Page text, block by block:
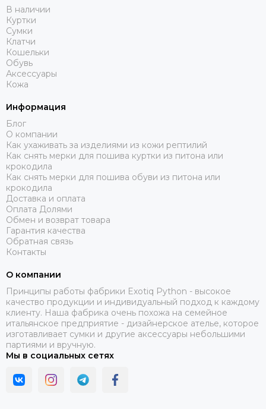
В наличии
Куртки
Сумки
Клатчи
Кошельки
Обувь
Аксессуары
Кожа
Информация
Блог
О компании
Как ухаживать за изделиями из кожи рептилий
Как снять мерки для пошива куртки из питона или
крокодила
Как снять мерки для пошива обуви из питона или
крокодила
Доставка и оплата
Оплата Долями
Обмен и возврат товара
Гарантия качества
Обратная связь
Контакты
О компании
Принципы работы фабрики Exotiq Python - высокое
качество продукции и индивидуальный подход к каждому
клиенту. Наша фабрика очень похожа на семейное
итальянское предприятие - дизайнерское ателье, которое
изготавливает сумки и другие аксессуары небольшими
партиями и вручную.
Мы в социальных сетях